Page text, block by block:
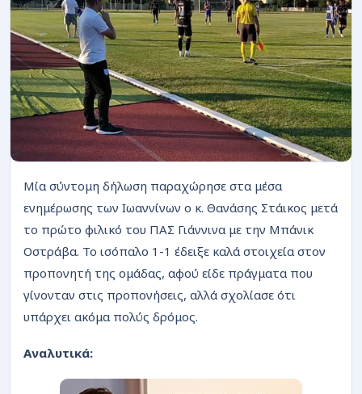
Μία σύντομη δήλωση παραχώρησε στα μέσα
ενημέρωσης των Ιωαννίνων ο κ. Θανάσης Στάικος μετά
το πρώτο φιλικό του ΠΑΣ Γιάννινα με την Μπάνικ
Οστράβα. Το ισόπαλο 1-1 έδειξε καλά στοιχεία στον
προπονητή της ομάδας, αφού είδε πράγματα που
γίνονταν στις προπονήσεις, αλλά σχολίασε ότι
υπάρχει ακόμα πολύς δρόμος.
Αναλυτικά: